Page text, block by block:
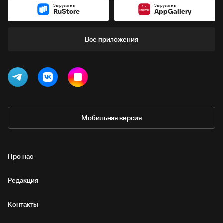
Загрузите в
RuStore
Загрузите в
AppGallery
Все приложения
Мобильная версия
Про нас
Редакция
Контакты